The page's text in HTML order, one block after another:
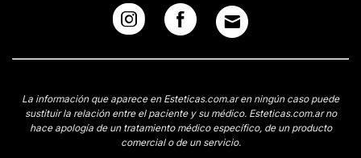
La información que aparece en Esteticas.com.ar en ningún caso puede
sustituir la relación entre el paciente y su médico. Esteticas.com.ar no
hace apología de un tratamiento médico específico, de un producto
comercial o de un servicio.